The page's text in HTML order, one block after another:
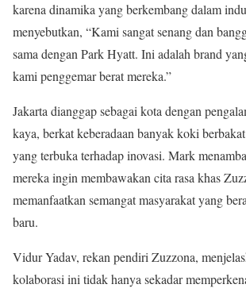
karena dinamika yang berkembang dalam
menyebutkan, “Kami sangat senang dan
sama dengan Park Hyatt. Ini adalah brand
kami penggemar berat mereka.”
Jakarta dianggap sebagai kota dengan
kaya, berkat keberadaan banyak koki
yang terbuka terhadap inovasi. Mark
mereka ingin membawakan cita rasa khas
memanfaatkan semangat masyarakat yang
baru.
Vidur Yadav, rekan pendiri Zuzzona,
kolaborasi ini tidak hanya sekadar